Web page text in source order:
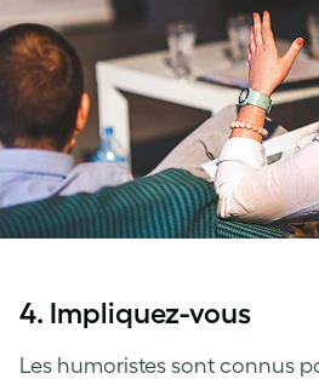
4. Impliquez-vous
Les humoristes sont connus